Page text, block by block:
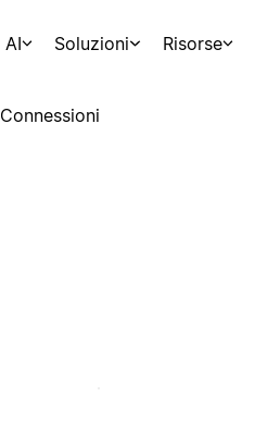
AI Soluzioni Risorse
Connessioni